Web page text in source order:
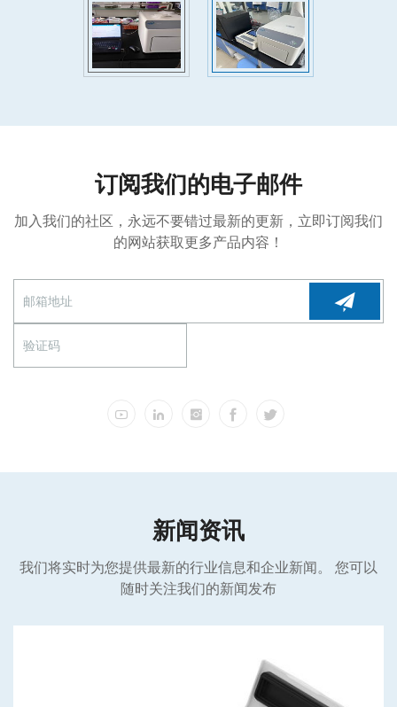
订阅我们的电子邮件
加入我们的社区，永远不要错过最新的更新，立即订阅我们
的网站获取更多产品内容！
新闻资讯
我们将实时为您提供最新的行业信息和企业新闻。 您可以
随时关注我们的新闻发布